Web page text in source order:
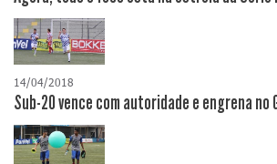
14/04/2018
Sub-20 vence com autoridade e engrena no